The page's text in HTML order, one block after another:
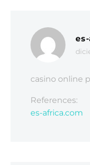
casino online
References:
es-africa.com